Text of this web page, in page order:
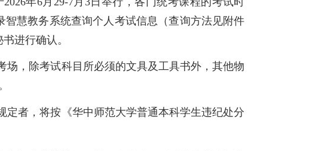
慧教务系统查询个人考试信息（查询方法见附件
进行确认。
，除考试科目所必须的文具及工具书外，其他物
者，将按《华中师范大学普通本科学生违纪处分